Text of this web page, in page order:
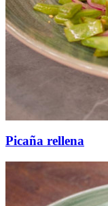
Picaña rellena